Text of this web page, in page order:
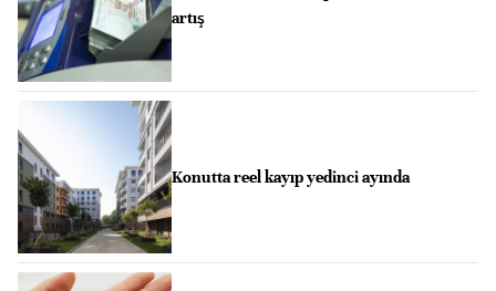
artış
Konutta reel kayıp yedinci ayında